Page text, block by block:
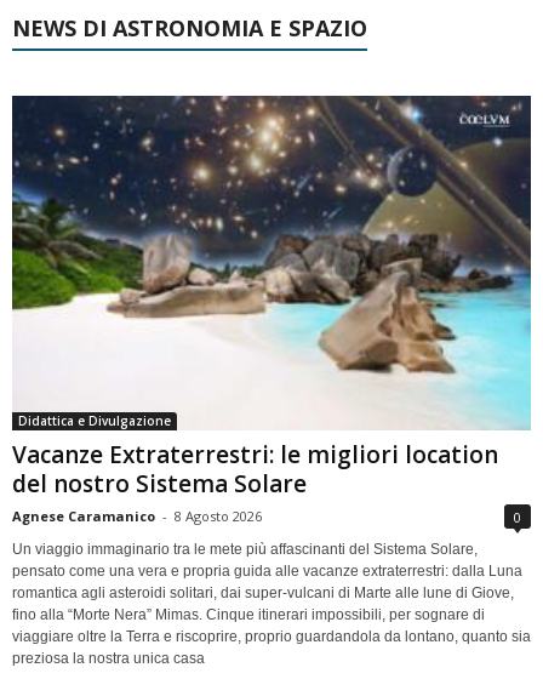
NEWS DI ASTRONOMIA E SPAZIO
Didattica e Divulgazione
Vacanze Extraterrestri: le migliori location
del nostro Sistema Solare
Agnese Caramanico - 8 Agosto 2026 0
Un viaggio immaginario tra le mete più affascinanti del Sistema Solare,
pensato come una vera e propria guida alle vacanze extraterrestri: dalla Luna
romantica agli asteroidi solitari, dai super-vulcani di Marte alle lune di Giove,
fino alla “Morte Nera” Mimas. Cinque itinerari impossibili, per sognare di
viaggiare oltre la Terra e riscoprire, proprio guardandola da lontano, quanto sia
preziosa la nostra unica casa